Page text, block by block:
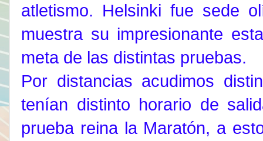
atletismo. Helsinki fue sede
muestra su impresionante
meta de las distintas pruebas.
Por distancias acudimos
tenían distinto horario de
prueba reina la Maratón, a